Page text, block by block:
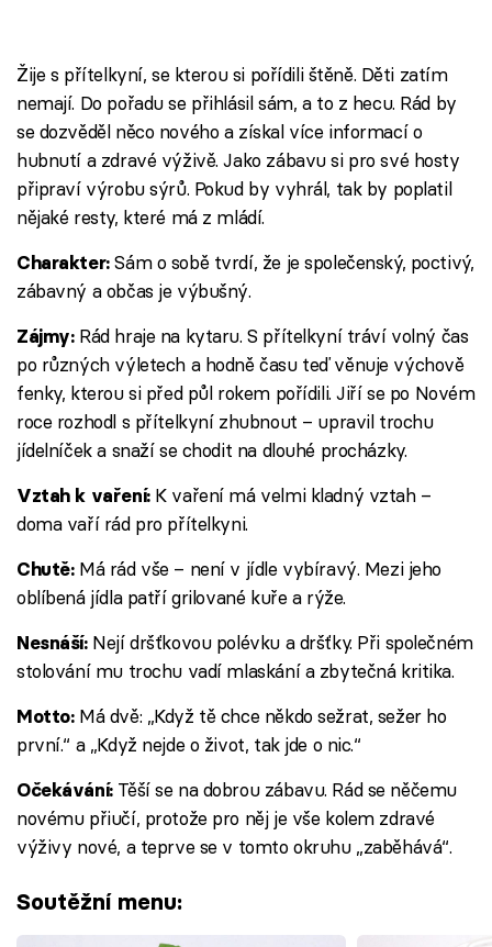
Žije s přítelkyní, se kterou si pořídili štěně. Děti zatím
nemají. Do pořadu se přihlásil sám, a to z hecu. Rád by
se dozvěděl něco nového a získal více informací o
hubnutí a zdravé výživě. Jako zábavu si pro své hosty
připraví výrobu sýrů. Pokud by vyhrál, tak by poplatil
nějaké resty, které má z mládí.
Charakter:Sám o sobě tvrdí, že je společenský, poctivý,
zábavný a občas je výbušný.
Zájmy: Rád hraje na kytaru. S přítelkyní tráví volný čas
po různých výletech a hodně času teď věnuje výchově
fenky, kterou si před půl rokem pořídili. Jiří se po Novém
roce rozhodl s přítelkyní zhubnout – upravil trochu
jídelníček a snaží se chodit na dlouhé procházky.
Vztah k vaření: K vaření má velmi kladný vztah –
doma vaří rád pro přítelkyni.
Chutě: Má rád vše – není v jídle vybíravý. Mezi jeho
oblíbená jídla patří grilované kuře a rýže.
Nesnáší: Nejí dršťkovou polévku a dršťky. Při společném
stolování mu trochu vadí mlaskání a zbytečná kritika.
Motto: Má dvě: „Když tě chce někdo sežrat, sežer ho
první.“ a „Když nejde o život, tak jde o nic.“
Očekávání: Těší se na dobrou zábavu. Rád se něčemu
novému přiučí, protože pro něj je vše kolem zdravé
výživy nové, a teprve se v tomto okruhu „zaběhává“.
Soutěžní menu: